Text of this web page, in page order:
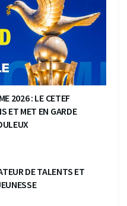
2026 : LE CETEF
ET MET EN GARDE
DE TALENTS ET